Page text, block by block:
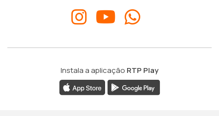
Instala a aplicação RTP Play